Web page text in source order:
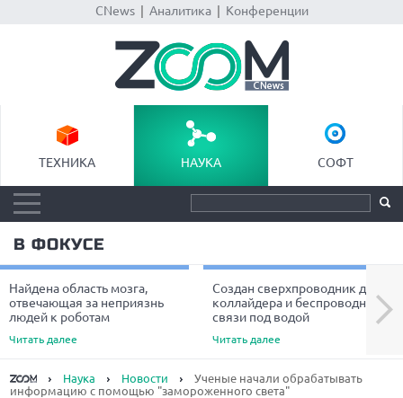
CNews| Аналитика| Конференции
ТЕХНИКА НАУКА СОФТ
В ФОКУСЕ
Найдена область мозга,
отвечающая за неприязнь
людей к роботам
Читать далее
Создан сверхпроводник для
коллайдера и беспроводной
связи под водой
Читать далее
Next
Наука Новости
Ученые начали обрабатывать
информацию с помощью "замороженного света"